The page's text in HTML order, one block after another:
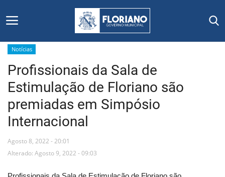
Início
Editais
Floriano
Secretarias e Órgãos
Mural de Licitações
Notícias
Profissionais da Sala de
Estimulação de Floriano são
premiadas em Simpósio
Internacional
Agosto 8, 2022 - 20:01
Alterado: Agosto 9, 2022 - 09:03